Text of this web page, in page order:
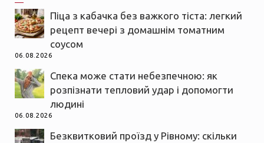
Піца з кабачка без важкого тіста: легкий
рецепт вечері з домашнім томатним
соусом
06.08.2026
Спека може стати небезпечною: як
розпізнати тепловий удар і допомогти
людині
06.08.2026
Безквитковий проїзд у Рівному: скільки